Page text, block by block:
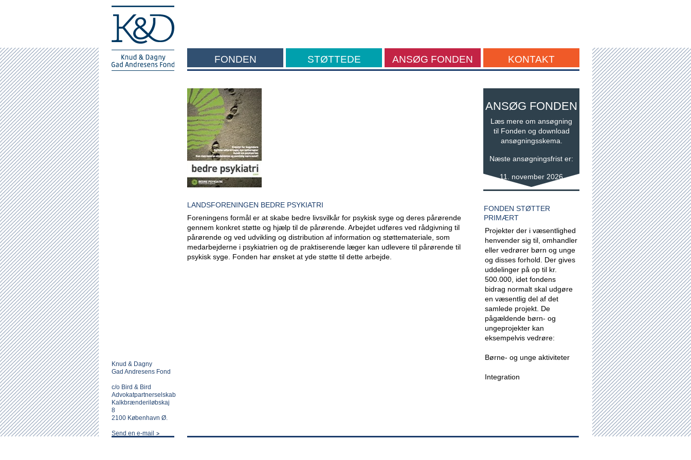
FONDEN STØTTEDE ANSØG FONDEN KONTAKT
LANDSFORENINGEN BEDRE PSYKIATRI
Foreningens formål er at skabe bedre livsvilkår for psykisk syge og deres pårørende
gennem konkret støtte og hjælp til de pårørende. Arbejdet udføres ved rådgivning til
pårørende og ved udvikling og distribution af information og støttemateriale, som
medarbejderne i psykiatrien og de praktiserende læger kan udlevere til pårørende til
psykisk syge. Fonden har ønsket at yde støtte til dette arbejde.
ANSØG FONDEN
Læs mere om ansøgning
til Fonden og download
ansøgningsskema.
Næste ansøgningsfrist er:
11. november 2026
FONDEN STØTTER
PRIMÆRT
Projekter der i væsentlighed
henvender sig til, omhandler
eller vedrører børn og unge
og disses forhold. Der gives
uddelinger på op til kr.
500.000, idet fondens
bidrag normalt skal udgøre
en væsentlig del af det
samlede projekt. De
pågældende børn- og
ungeprojekter kan
eksempelvis vedrøre:
Børne- og unge aktiviteter
Integration
Knud & Dagny
Gad Andresens Fond
c/o Bird & Bird
Advokatpartnerselskab
Kalkbrænderiløbskaj
8
2100 København Ø.
Send en e-mail